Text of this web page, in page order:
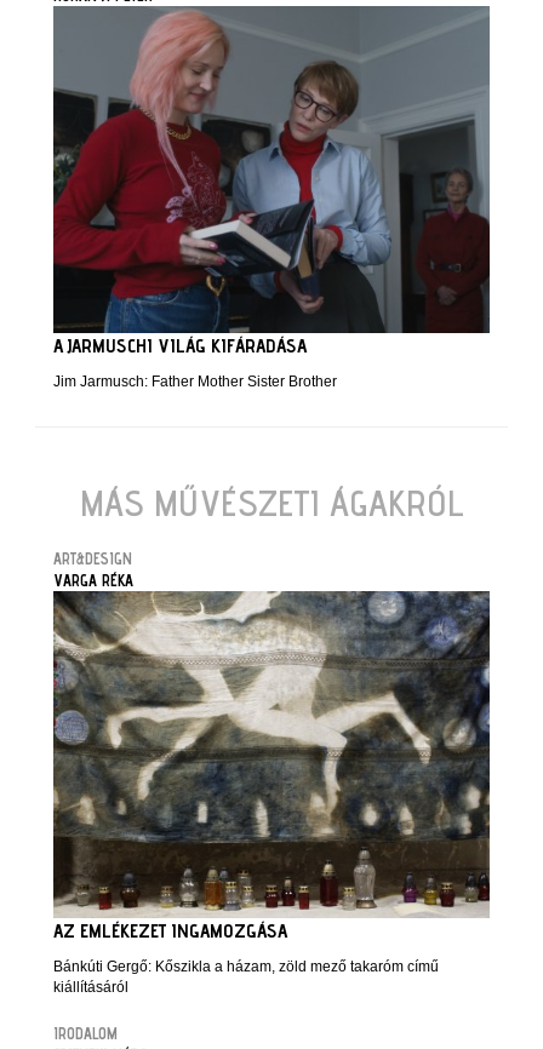
A JARMUSCHI VILÁG KIFÁRADÁSA
Jim Jarmusch: Father Mother Sister Brother
MÁS MŰVÉSZETI ÁGAKRÓL
ART&DESIGN
VARGA RÉKA
AZ EMLÉKEZET INGAMOZGÁSA
Bánkúti Gergő: Kőszikla a házam, zöld mező takaróm című
kiállításáról
IRODALOM